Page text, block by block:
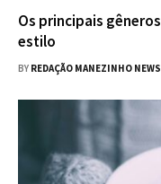
Os principais
estilo
BY REDAÇÃO MANEZINHO NEWS